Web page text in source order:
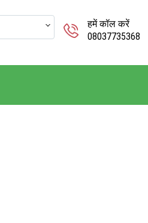
हमें कॉल करें
08037735368